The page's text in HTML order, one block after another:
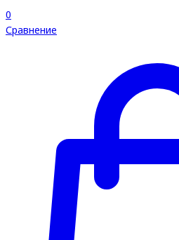
0
Сравнение